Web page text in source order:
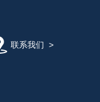
联系我们 >